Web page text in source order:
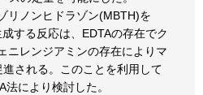
リノンヒドラゾン(MBTH)を
する反応は、EDTAの存在でク
ニレンジアミンの存在によりマ
される。このことを利用して
により検討した。